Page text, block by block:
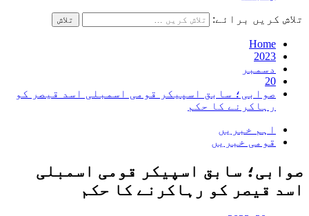
تلاش کریں برائے:
Home
2023
دسمبر
20
صوابی؛ سابق اسپیکر قومی اسمبلی اسد قیصر کو
رہاکرنے کا حکم
اہم خبریں
قومی خبریں
صوابی؛ سابق اسپیکر قومی اسمبلی
اسد قیصر کو رہاکرنے کا حکم